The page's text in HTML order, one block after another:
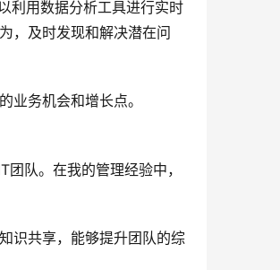
利用数据分析工具进行实时
，及时发现和解决潜在问
业务机会和增长点。
队。在我的管理经验中，
识共享，能够提升团队的综